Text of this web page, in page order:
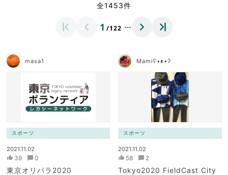
全1453件
1 /122 …
masa1
スポーツ
2021.11.02
39 0
東京オリパラ2020
Mamiʕ•ᴥ•ʔ
スポーツ
2021.11.02
58 2
Tokyo2020 FieldCast City